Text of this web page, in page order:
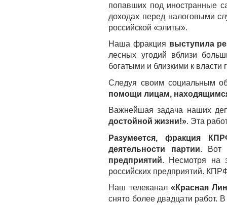
попавших под иностранные
доходах перед налоговыми
российской «элиты».
Наша фракция выступила
лесных угодий вблизи
богатыми и близкими к власти
Следуя своим социальным
помощи лицам,
Важнейшая задача наших
достойной жизни!». Эта
Разумеется, фракция
деятельности партии. Вот
предприятий. Несмотря на
российских предприятий.
Наш телеканал «Красная
снято более двадцати работ.